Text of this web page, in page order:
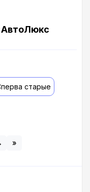
АвтоЛюкс
старые
»